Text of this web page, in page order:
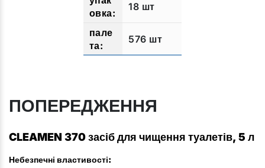
18 шт
576 шт
ПОПЕРЕДЖЕННЯ
CLEAMEN 370 засіб для чищення туалетів, 5 л
Небезпечні властивості: